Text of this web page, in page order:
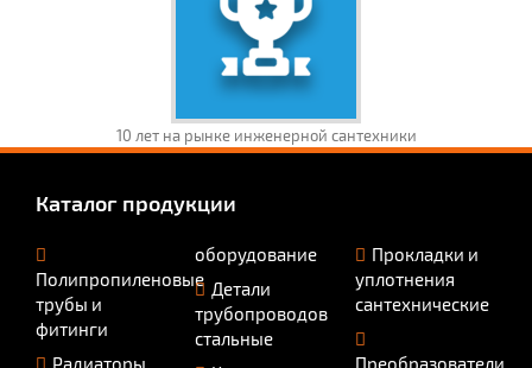
10 лет на рынке инженерной сантехники
Каталог продукции
Полипропиленовые
трубы и
фитинги
Радиаторы
оборудование
Детали
трубопроводов
стальные
Прокладки и
уплотнения
сантехнические
Преобразователи